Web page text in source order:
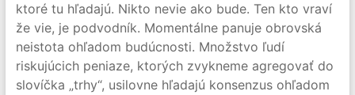
ktoré tu hľadajú. Nikto nevie ako bude. Ten kto vraví
že vie, je podvodník. Momentálne panuje obrovská
neistota ohľadom budúcnosti. Množstvo ľudí
riskujúcich peniaze, ktorých zvykneme agregovať do
slovíčka „trhy“, usilovne hľadajú konsenzus ohľadom